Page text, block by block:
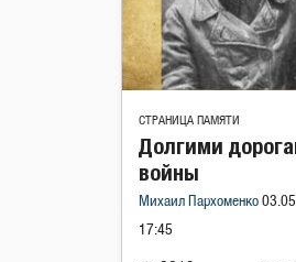
СТРАНИЦА ПАМЯТИ
Долгими
войны
Михаил Пархоменко
17:45